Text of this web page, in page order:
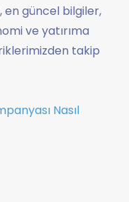
güncel bilgiler,
ve yatırıma
takip